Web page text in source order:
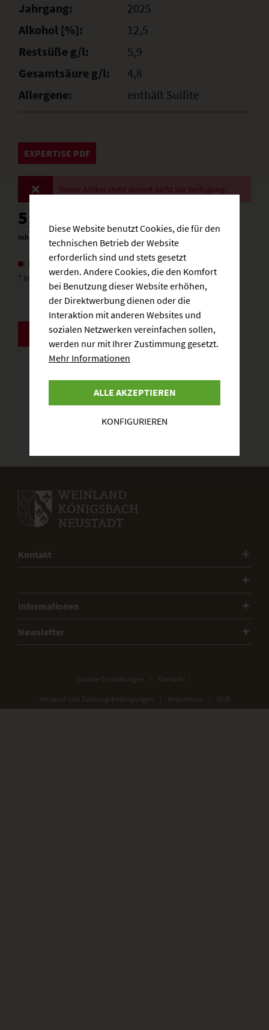
Jahrgang:
2025
Alkohol [%]:
12,5
Restsüße g/l:
5,9
Gesamtsäure g/l:
4,8
Allergene:
enthält Sulfite
EXPERTISE PDF
Dieser Artikel steht derzeit nicht zur Verfügung!
5,40 € *
Inhalt:
Derzeit nicht verfügbar
* inkl. gesetzlicher MwSt. zzgl. Versandkosten
ZURÜCK
Kontakt
Informationen
Newsletter
Cookie-Einstellungen
Kontakt
Versand und Zahlungsbedingungen
Impressum AGB
Diese Website benutzt Cookies, die für den
technischen Betrieb der Website
erforderlich sind und stets gesetzt
werden. Andere Cookies, die den Komfort
bei Benutzung dieser Website erhöhen,
der Direktwerbung dienen oder die
Interaktion mit anderen Websites und
sozialen Netzwerken vereinfachen sollen,
werden nur mit Ihrer Zustimmung gesetzt.
Mehr Informationen
ALLE AKZEPTIEREN
KONFIGURIEREN